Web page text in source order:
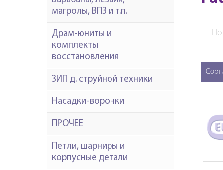
магролы, ВПЗ и т.п.
Драм-юниты и
комплекты
восстановления
ЗИП д. струйной техники
Насадки-воронки
ПРОЧЕЕ
Петли, шарниры и
корпусные детали